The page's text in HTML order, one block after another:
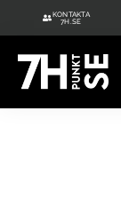
KONTAKTA
7H.SE